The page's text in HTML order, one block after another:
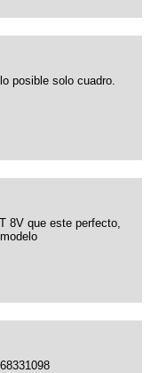
posible solo cuadro.
8V que este perfecto,